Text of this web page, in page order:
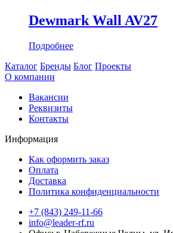
Dewmark Wall AV27
Подробнее
Каталог Бренды Блог Проекты
О компании
Вакансии
Реквизиты
Контакты
Информация
Как оформить заказ
Оплата
Доставка
Политика конфиденциальности
+7 (843) 249-11-66
info@leader-rf.ru